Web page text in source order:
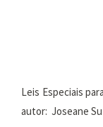
Leis Especiais
autor: Joseane